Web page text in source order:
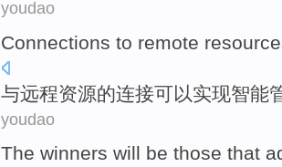
youdao
Connections to remote
与远程资源的连接可以实现智能
youdao
The winners will be those that